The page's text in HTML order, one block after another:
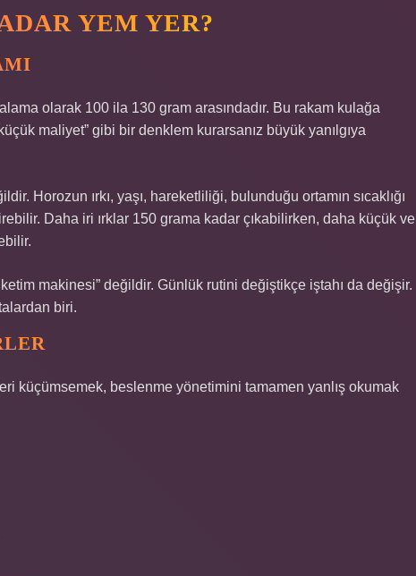
YEM YER?
olarak 100 ila 130 gram arasındadır. Bu rakam kulağa
maliyet” gibi bir denklem kurarsanız büyük yanılgıya
Horozun ırkı, yaşı, hareketliliği, bulunduğu ortamın sıcaklığı
Daha iri ırklar 150 grama kadar çıkabilirken, daha küçük ve
makinesi” değildir. Günlük rutini değiştikçe iştahı da değişir.
biri.
küçümsemek, beslenme yönetimini tamamen yanlış okumak